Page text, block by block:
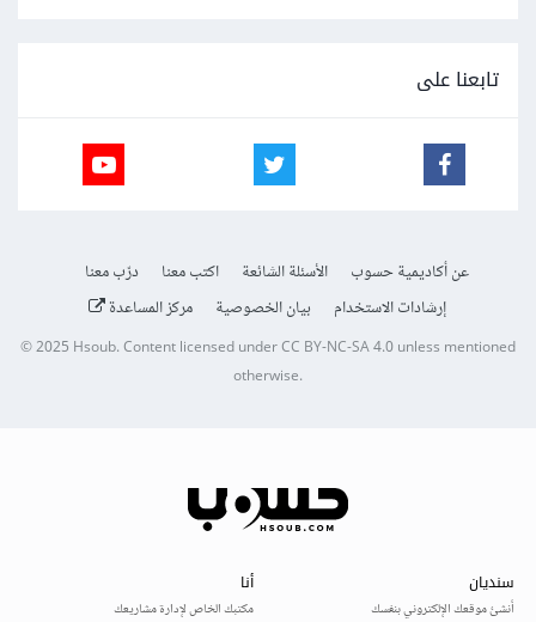
تابعنا على
عن أكاديمية حسوب الأسئلة الشائعة اكتب معنا
درّب معنا
إرشادات الاستخدام
بيان الخصوصية مركز المساعدة
© 2025Hsoub.Content licensed underCC BY-NC-SA 4.0unless mentioned
otherwise.